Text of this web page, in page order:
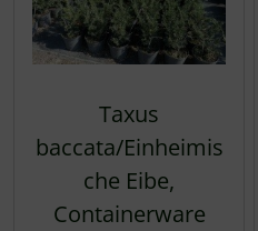
Taxus
baccata/Einheimis
che Eibe,
Containerware